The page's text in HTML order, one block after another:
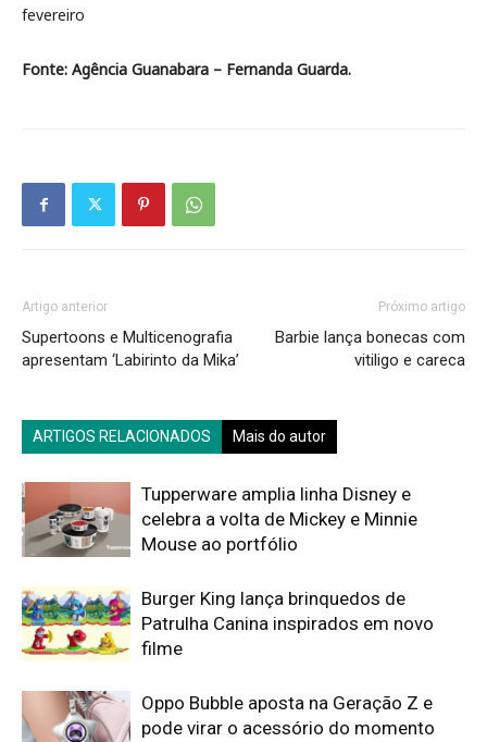
fevereiro
Fonte: Agência Guanabara – Fernanda Guarda.
Artigo anterior
Supertoons e Multicenografia
apresentam ‘Labirinto da Mika’
Próximo artigo
Barbie lança bonecas com
vitiligo e careca
ARTIGOS RELACIONADOS Mais do autor
Tupperware amplia linha Disney e
celebra a volta de Mickey e Minnie
Mouse ao portfólio
Burger King lança brinquedos de
Patrulha Canina inspirados em novo
filme
Oppo Bubble aposta na Geração Z e
pode virar o acessório do momento